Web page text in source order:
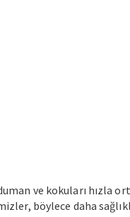
ve kokuları hızla
böylece daha